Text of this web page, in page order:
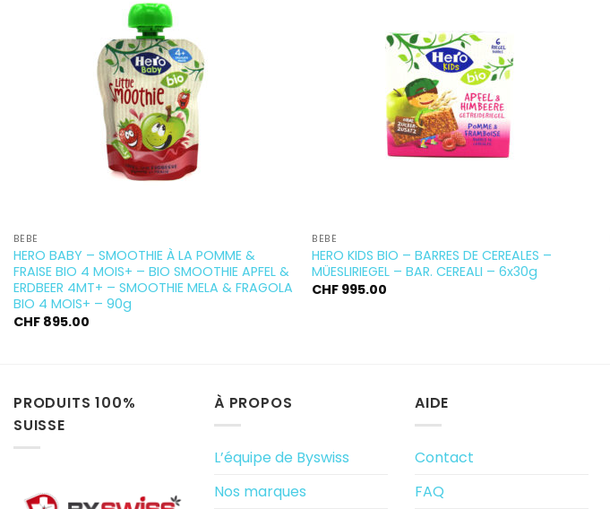
BÉBÉ
HERO BABY – SMOOTHIE À LA POMME &
FRAISE BIO 4 MOIS+ – BIO SMOOTHIE APFEL &
ERDBEER 4MT+ – SMOOTHIE MELA & FRAGOLA
BIO 4 MOIS+ – 90g
CHF895.00
BÉBÉ
HERO KIDS BIO – BARRES DE CEREALES –
MÜESLIRIEGEL – BAR. CEREALI – 6x30g
CHF 995.00
PRODUITS 100%
SUISSE
À PROPOS
L’équipe de Byswiss
Nos marques
AIDE
Contact
FAQ